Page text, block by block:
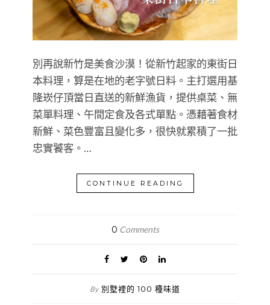
別再說新竹是美食沙漠！從新竹起家的東街日
本料理，算是在地的老字號日料。主打選用基
隆崁仔頂當日直送的新鮮漁貨，提供桌菜、無
菜單料理、午間定食及各式單點。憑藉著食材
新鮮、菜色豐富且變化多，很快就累積了一批
忠實饕客。…
CONTINUE READING
0 Comments
By 別墅裡的 100 種味道